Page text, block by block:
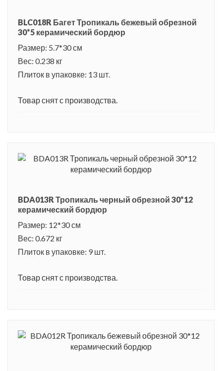
BLC018R Багет Тропикаль бежевый обрезной
30*5 керамический бордюр
Размер: 5.7*30 см
Вес: 0.238 кг
Плиток в упаковке: 13 шт.
Товар снят с производства.
BDA013R Тропикаль черный обрезной 30*12
керамический бордюр
Размер: 12*30 см
Вес: 0.672 кг
Плиток в упаковке: 9 шт.
Товар снят с производства.